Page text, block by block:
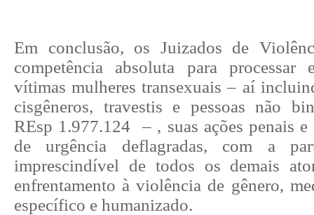
Em conclusão, os Juizados de
competência absoluta para
vítimas mulheres transexuais – aí
cisgêneros, travestis e pessoas não
REsp 1.977.124
– , suas ações penais
de urgência deflagradas, com a
imprescindível de todos os demais
enfrentamento à violência de gênero,
específico e humanizado.